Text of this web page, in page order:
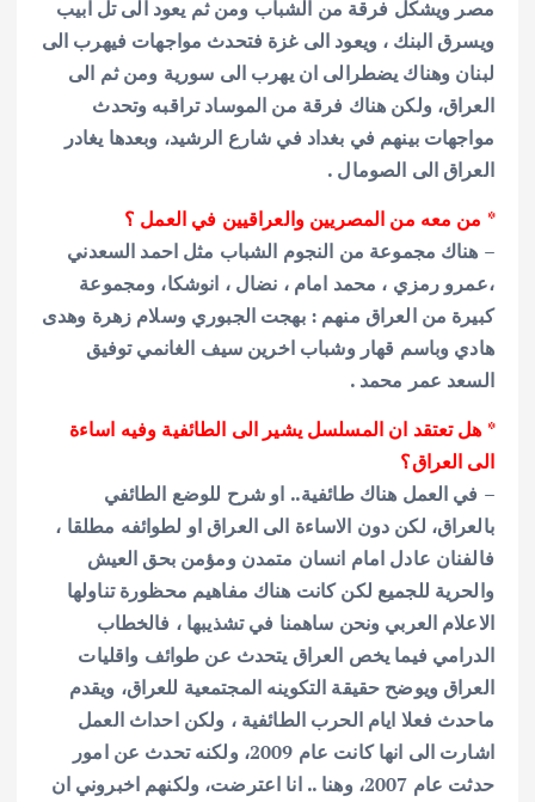
مصر ويشكل فرقة من الشباب ومن ثم يعود الى تل ابيب
ويسرق البنك ، ويعود الى غزة فتحدث مواجهات فيهرب الى
لبنان وهناك يضطرالى ان يهرب الى سورية ومن ثم الى
العراق، ولكن هناك فرقة من الموساد تراقبه وتحدث
مواجهات بينهم في بغداد في شارع الرشيد، وبعدها يغادر
العراق الى الصومال .
* من معه من المصريين والعراقيين في العمل ؟
– هناك مجموعة من النجوم الشباب مثل احمد السعدني
،عمرو رمزي ، محمد امام ، نضال ، انوشكا، ومجموعة
كبيرة من العراق منهم : بهجت الجبوري وسلام زهرة وهدى
هادي وباسم قهار وشباب اخرين سيف الغانمي توفيق
السعد عمر محمد .
* هل تعتقد ان المسلسل يشير الى الطائفية وفيه اساءة
الى العراق؟
– في العمل هناك طائفية.. او شرح للوضع الطائفي
بالعراق، لكن دون الاساءة الى العراق او لطوائفه مطلقا ،
فالفنان عادل امام انسان متمدن ومؤمن بحق العيش
والحرية للجميع لكن كانت هناك مفاهيم محظورة تناولها
الاعلام العربي ونحن ساهمنا في تشذيبها ، فالخطاب
الدرامي فيما يخص العراق يتحدث عن طوائف واقليات
العراق ويوضح حقيقة التكوينه المجتمعية للعراق، ويقدم
ماحدث فعلا ايام الحرب الطائفية ، ولكن احداث العمل
اشارت الى انها كانت عام 2009، ولكنه تحدث عن امور
حدثت عام 2007، وهنا .. انا اعترضت، ولكنهم اخبروني ان